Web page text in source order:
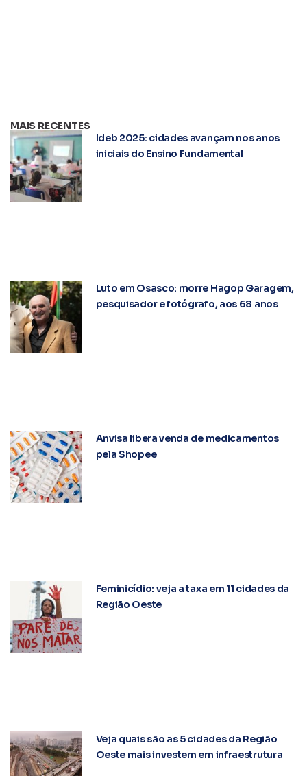
MAIS RECENTES
Ideb 2025: cidades avançam nos anos
iniciais do Ensino Fundamental
Luto em Osasco: morre Hagop Garagem,
pesquisador e fotógrafo, aos 68 anos
Anvisa libera venda de medicamentos
pela Shopee
Feminicídio: veja a taxa em 11 cidades da
Região Oeste
Veja quais são as 5 cidades da Região
Oeste mais investem em infraestrutura